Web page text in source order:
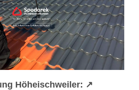
Höheischweiler: ↗️